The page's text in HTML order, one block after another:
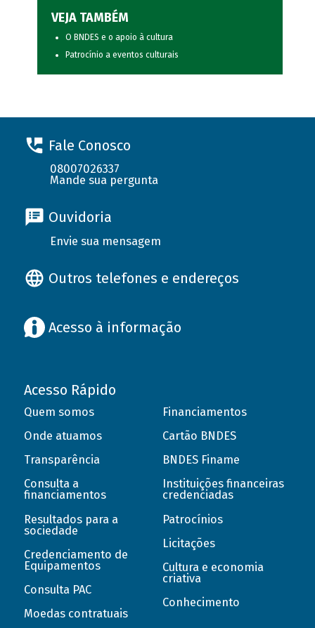
VEJA TAMBÉM
O BNDES e o apoio à cultura
Patrocínio a eventos culturais
Fale Conosco
08007026337
Mande sua pergunta
Ouvidoria
Envie sua mensagem
Outros telefones e endereços
Acesso à informação
Acesso Rápido
Quem somos
Onde atuamos
Transparência
Consulta a
financiamentos
Resultados para a
sociedade
Credenciamento de
Equipamentos
Consulta PAC
Moedas contratuais
Financiamentos
Cartão BNDES
BNDES Finame
Instituições financeiras
credenciadas
Patrocínios
Licitações
Cultura e economia
criativa
Conhecimento